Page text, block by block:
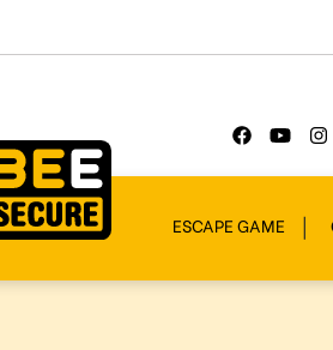
ESCAPE GAME